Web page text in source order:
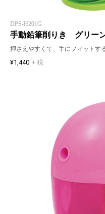
DPS-H201G
手動鉛筆削りき グリー
押さえやすくて、手にフィットす
¥1,440 + 税